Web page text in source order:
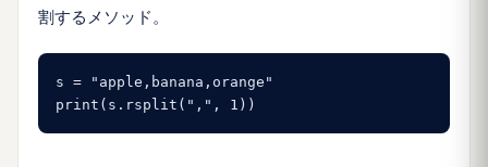
割するメソッド。
s = "apple,banana,orange"
print(s.rsplit(",", 1))